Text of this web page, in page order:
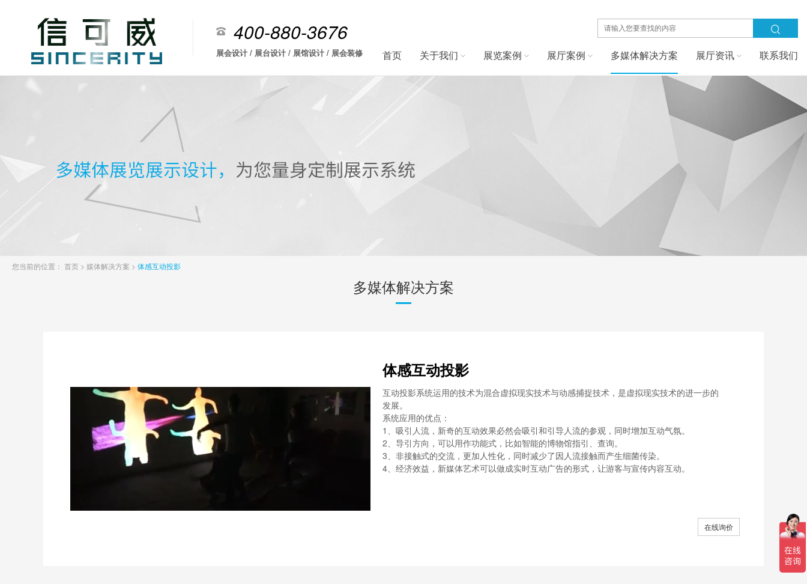
400-880-3676
展会设计 / 展台设计 / 展馆设计 / 展会装修 首页 关于我们 展览案例 展厅案例 多媒体解决方案 展厅资讯 联系我们
您当前的位置： 首页 > 媒体解决方案 > 体感互动投影
多媒体解决方案
体感互动投影
互动投影系统运用的技术为混合虚拟现实技术与动感捕捉技术，是虚拟现实技术的进一步的
发展。
系统应用的优点：
1、吸引人流，新奇的互动效果必然会吸引和引导人流的参观，同时增加互动气氛。
2、导引方向，可以用作功能式，比如智能的博物馆指引、查询。
3、非接触式的交流，更加人性化，同时减少了因人流接触而产生细菌传染。
4、经济效益，新媒体艺术可以做成实时互动广告的形式，让游客与宣传内容互动。
在线询价